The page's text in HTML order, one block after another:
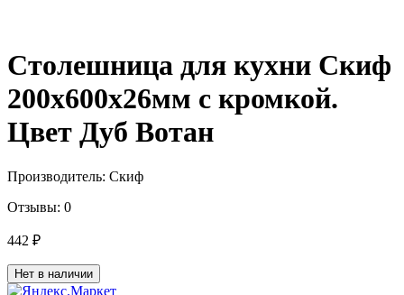
Столешница для кухни Скиф
200х600x26мм с кромкой.
Цвет Дуб Вотан
Производитель: Скиф
Отзывы: 0
442 ₽
Нет в наличии